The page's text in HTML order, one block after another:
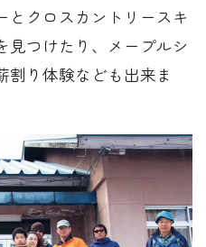
とクロスカントリースキ
見つけたり、メープルシ
割り体験なども出来ま